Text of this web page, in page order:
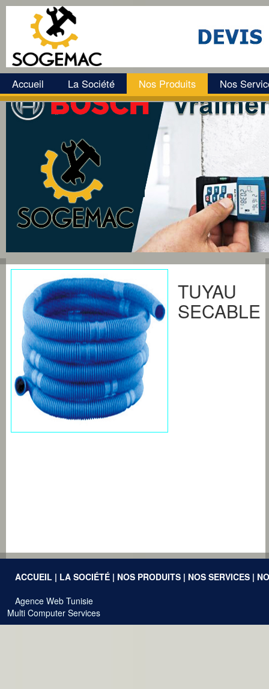
Accueil La Société Nos Produits Nos
TUYAU
SECABLE
ACCUEIL | LA SOCIÉTÉ | NOS PRODUITS | NOS SERVICES |
Agence Web Tunisie
Multi Computer Services